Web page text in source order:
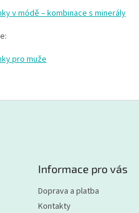
v módě – kombinace s minerály
pro muže
Informace pro vás
Doprava a platba
Kontakty